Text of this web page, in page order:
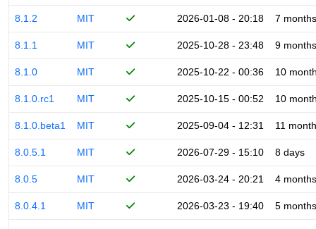
8.1.2 MIT 2026-01-08 - 20:18 7 months
8.1.1 MIT 2025-10-28 - 23:48 9 months
8.1.0 MIT 2025-10-22 - 00:36 10
8.1.0.rc1 MIT 2025-10-15 - 00:52 10
8.1.0.beta1 MIT 2025-09-04 - 12:31 11
8.0.5.1 MIT 2026-07-29 - 15:10 8 days
8.0.5 MIT 2026-03-24 - 20:21 4 months
8.0.4.1 MIT 2026-03-23 - 19:40 5 months